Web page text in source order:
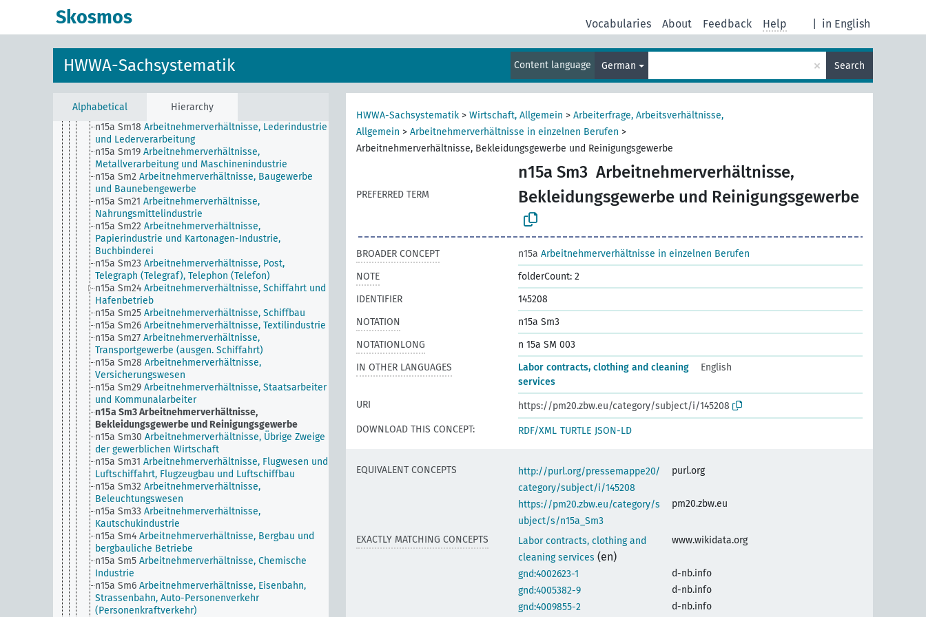
Skosmos in English
Vocabularies About Feedback Help
HWWA-Sachsystematik Content language German × Search
Alphabetical Hierarchy
Dienste
und Holzverarbeitung, Holzverkohlung
Arbeitnehmerverhältnisse, Industrie der
n15a Sm17
Arbeitnehmerverhältnisse,
Landwirtschaft, Forstwirtschaft, Gärtnerei
n15a Sm18 Arbeitnehmerverhältnisse, Lederindustrie
und Lederverarbeitung
n15a Sm19 Arbeitnehmerverhältnisse,
Metallverarbeitung und Maschinenindustrie
n15a Sm2 Arbeitnehmerverhältnisse, Baugewerbe
und Baunebengewerbe
n15a Sm21 Arbeitnehmerverhältnisse,
Nahrungsmittelindustrie
n15a Sm22 Arbeitnehmerverhältnisse,
Papierindustrie und Kartonagen-Industrie,
Buchbinderei
n15a Sm23 Arbeitnehmerverhältnisse, Post,
Telegraph (Telegraf), Telephon (Telefon)
n15a Sm24 Arbeitnehmerverhältnisse, Schiffahrt und
Hafenbetrieb
n15a Sm25 Arbeitnehmerverhältnisse, Schiffbau
n15a Sm26 Arbeitnehmerverhältnisse, Textilindustrie
n15a Sm27 Arbeitnehmerverhältnisse,
Transportgewerbe (ausgen. Schiffahrt)
n15a Sm28 Arbeitnehmerverhältnisse,
Versicherungswesen
n15a Sm29 Arbeitnehmerverhältnisse, Staatsarbeiter
und Kommunalarbeiter
n15a Sm3Arbeitnehmerverhältnisse,
Bekleidungsgewerbe und Reinigungsgewerbe
n15a Sm30 Arbeitnehmerverhältnisse, Übrige Zweige
der gewerblichen Wirtschaft
n15a Sm31 Arbeitnehmerverhältnisse, Flugwesen und
Luftschiffahrt, Flugzeugbau und Luftschiffbau
n15a Sm32 Arbeitnehmerverhältnisse,
Beleuchtungswesen
n15a Sm33 Arbeitnehmerverhältnisse,
Kautschukindustrie
n15a Sm4 Arbeitnehmerverhältnisse, Bergbau und
bergbauliche Betriebe
n15a Sm5 Arbeitnehmerverhältnisse, Chemische
Industrie
n15a Sm6 Arbeitnehmerverhältnisse, Eisenbahn,
Strassenbahn, Auto-Personenverkehr
(Personenkraftverkehr)
HWWA-Sachsystematik > Wirtschaft, Allgemein > Arbeiterfrage, Arbeitsverhältnisse,
Allgemein > Arbeitnehmerverhältnisse in einzelnen Berufen >
Arbeitnehmerverhältnisse, Bekleidungsgewerbe und Reinigungsgewerbe
PREFERRED TERM
n15a Sm3 Arbeitnehmerverhältnisse,
Bekleidungsgewerbe und Reinigungsgewerbe
BROADER CONCEPT n15a Arbeitnehmerverhältnisse in einzelnen Berufen
NOTE
folderCount: 2
IDENTIFIER
145208
NOTATION
n15a Sm3
NOTATIONLONG
n 15a SM 003
IN OTHER LANGUAGES
Labor contracts, clothing and cleaning
services
English
URI
https://pm20.zbw.eu/category/subject/i/145208
DOWNLOAD THIS CONCEPT:
RDF/XML TURTLE JSON-LD
EQUIVALENT CONCEPTS
http://purl.org/pressemappe20/
category/subject/i/145208
purl.org
https://pm20.zbw.eu/category/s
ubject/s/n15a_Sm3
pm20.zbw.eu
EXACTLY MATCHING CONCEPTS
Labor contracts, clothing and
cleaning services (en)
www.wikidata.org
gnd:4002623-1
d-nb.info
gnd:4005382-9
d-nb.info
gnd:4009855-2
d-nb.info